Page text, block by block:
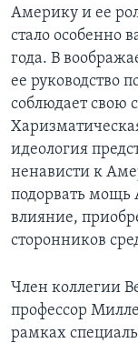
Америку и ее
стало особенно
года. В
ее руководство
соблюдает свою
идеология
ненависти к
подорвать мощь
влияние,
сторонников
Член коллегии
профессор
рамках